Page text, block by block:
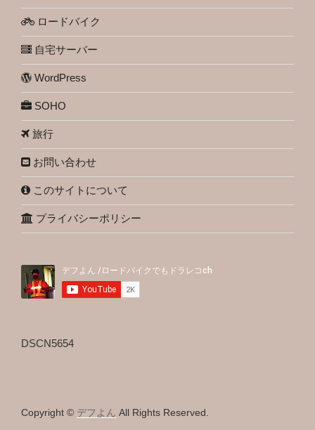
ロードバイク
自宅サーバー
WordPress
SOHO
旅行
お問い合わせ
このサイトについて
プライバシーポリシー
DSCN5654
Copyright © デフよん All Rights Reserved.